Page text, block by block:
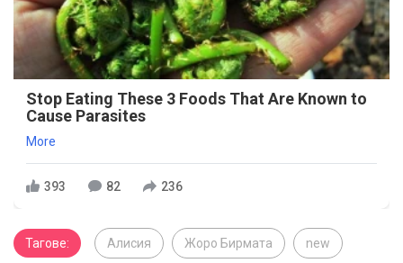
Stop Eating These 3 Foods That Are Known to
Cause Parasites
More
393 82 236
Тагове: Алисия Жоро Бирмата new